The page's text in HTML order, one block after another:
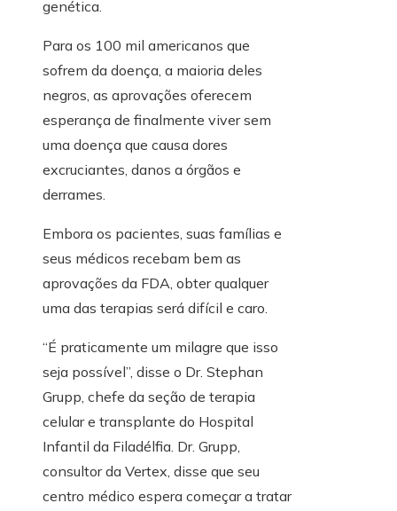
genética.
Para os 100 mil americanos que
sofrem da doença, a maioria deles
negros, as aprovações oferecem
esperança de finalmente viver sem
uma doença que causa dores
excruciantes, danos a órgãos e
derrames.
Embora os pacientes, suas famílias e
seus médicos recebam bem as
aprovações da FDA, obter qualquer
uma das terapias será difícil e caro.
“É praticamente um milagre que isso
seja possível”, disse o Dr. Stephan
Grupp, chefe da seção de terapia
celular e transplante do Hospital
Infantil da Filadélfia. Dr. Grupp,
consultor da Vertex, disse que seu
centro médico espera começar a tratar